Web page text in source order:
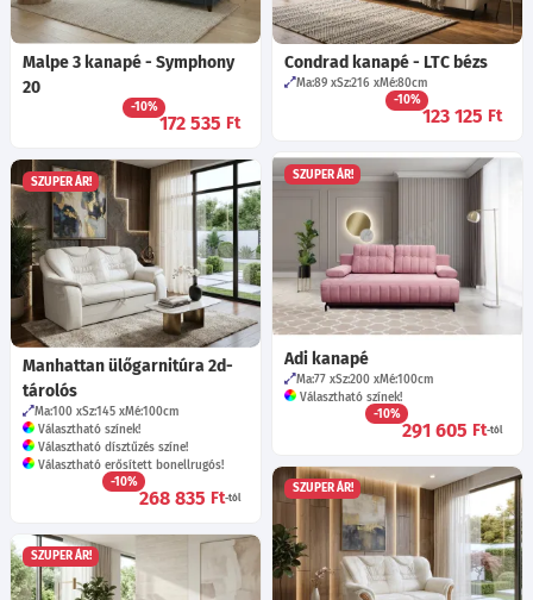
Malpe 3 kanapé - Symphony
20
-10%
172 535 Ft
Condrad kanapé - LTC bézs
Ma:89 Sz:216 Mé:80cm
-10%
123 125 Ft
SZUPER ÁR!
Adi kanapé
Ma:77 Sz:200 Mé:100cm
Választható színek!
-10%
291 605 Ft-tól
SZUPER ÁR!
Manhattan ülőgarnitúra 2d-
tárolós
Ma:100 Sz:145 Mé:100cm
Választható színek!
Választható dísztűzés színe!
Választható erősített bonellrugós!
-10%
268 835 Ft-tól
SZUPER ÁR!
SZUPER ÁR!